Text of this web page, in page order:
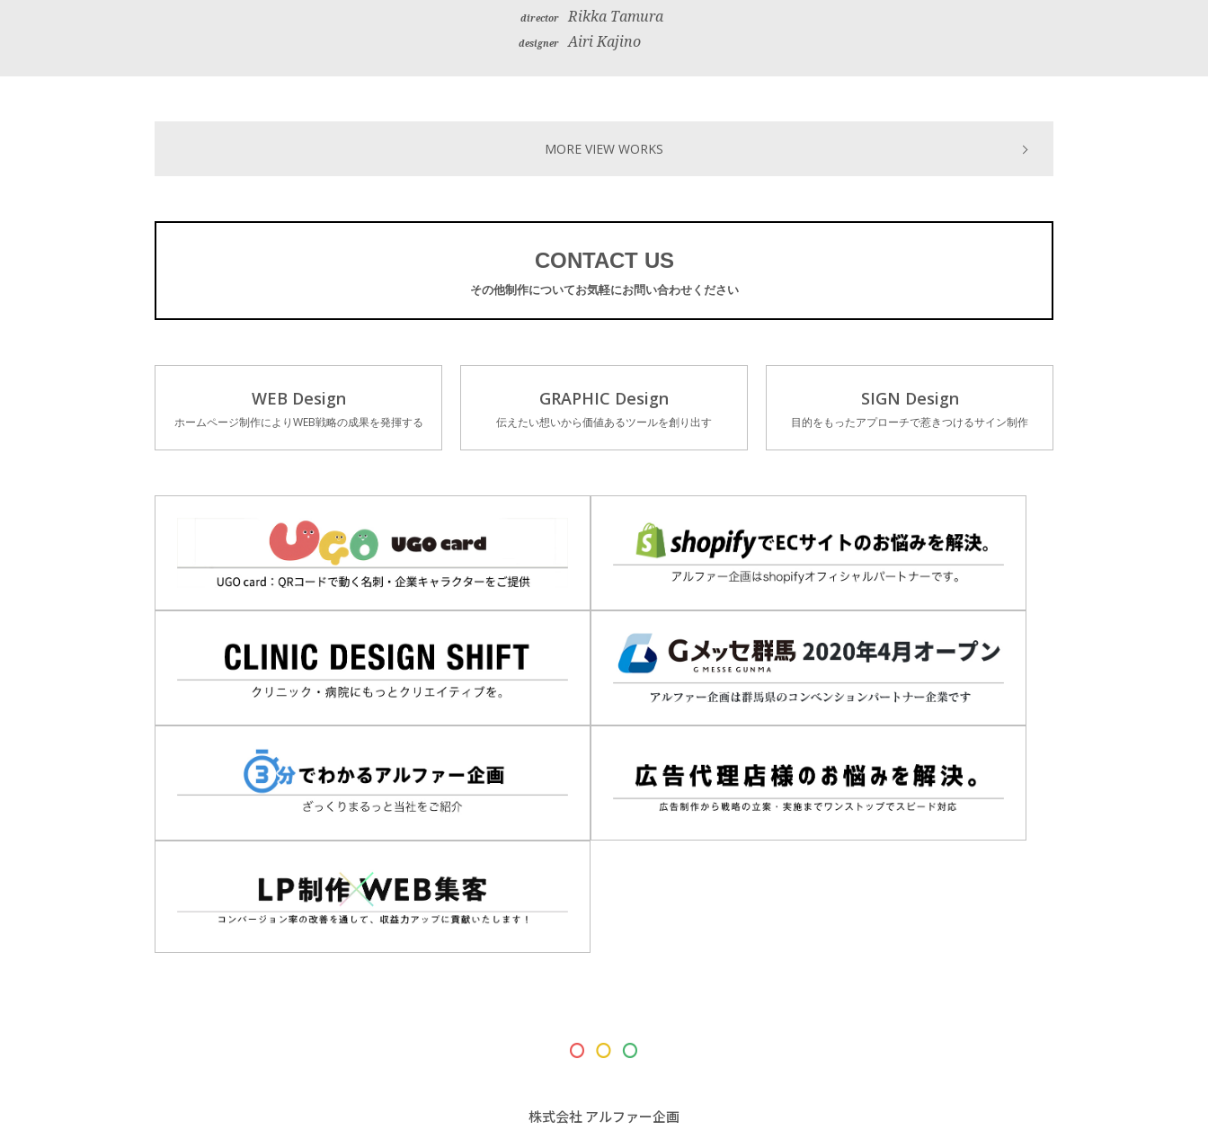
director Rikka Tamura
designer Airi Kajino
MORE VIEW WORKS
CONTACT US
その他制作についてお気軽にお問い合わせください
WEB Design
ホームページ制作によりWEB戦略の成果を発揮する
GRAPHIC Design
伝えたい想いから価値あるツールを創り出す
SIGN Design
目的をもったアプローチで惹きつけるサイン制作
株式会社 アルファー企画